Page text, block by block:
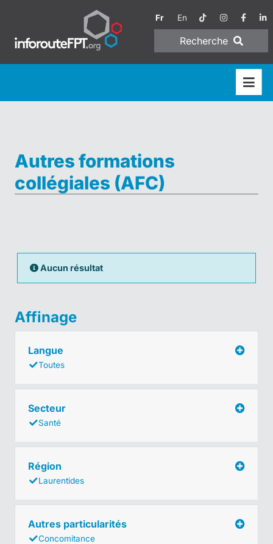
Fr En
Recherche
Autres formations
collégiales (AFC)
Aucun résultat
Affinage
Langue
Toutes
Secteur
Santé
Région
Laurentides
Autres particularités
Concomitance